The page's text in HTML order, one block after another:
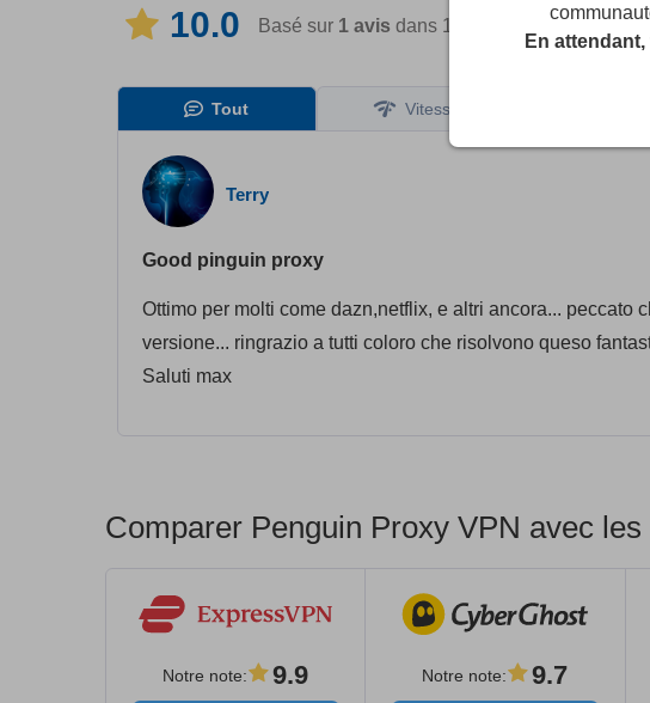
10.0 Basé sur 1 avis dans 1 langues
Tout Vitesse
Terry
Good pinguin proxy
Ottimo per molti come dazn,netflix, e altri ancora... peccato
versione... ringrazio a tutti coloro che risolvono queso
Saluti max
Comparer Penguin Proxy VPN avec
Notre note: 9.9 Notre note: 9.7
En